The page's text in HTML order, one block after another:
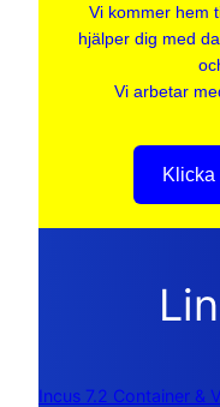
Vi kommer hem
hjälper dig med
Vi arbetar
Klicka
Incus 7.2 Container &